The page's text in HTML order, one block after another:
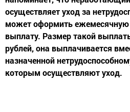
осуществляет уход за
может оформить
выплату. Размер такой
рублей, она выплачивается
назначенной
которым осуществляют уход.